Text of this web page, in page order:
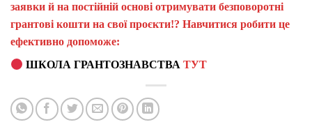
заявки й на постійній основі отримувати безповоротні
грантові кошти на свої проєкти!? Навчитися робити це
ефективно допоможе:
ШКОЛА ГРАНТОЗНАВСТВАТУТ